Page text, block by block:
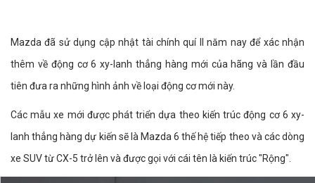
Mazda đã sử dụng cập nhật tài chính quí II năm nay để xác nhận
thêm về động cơ 6 xy-lanh thẳng hàng mới của hãng và lần đầu
tiên đưa ra những hình ảnh về loại động cơ mới này.
Các mẫu xe mới được phát triển dựa theo kiến trúc động cơ 6 xy-
lanh thẳng hàng dự kiến sẽ là Mazda 6 thế hệ tiếp theo và các dòng
xe SUV từ CX-5 trở lên và được gọi với cái tên là kiến trúc "Rộng".